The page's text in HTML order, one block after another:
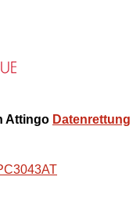
Attingo Datenrettung